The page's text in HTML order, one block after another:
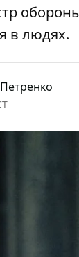
в людях.